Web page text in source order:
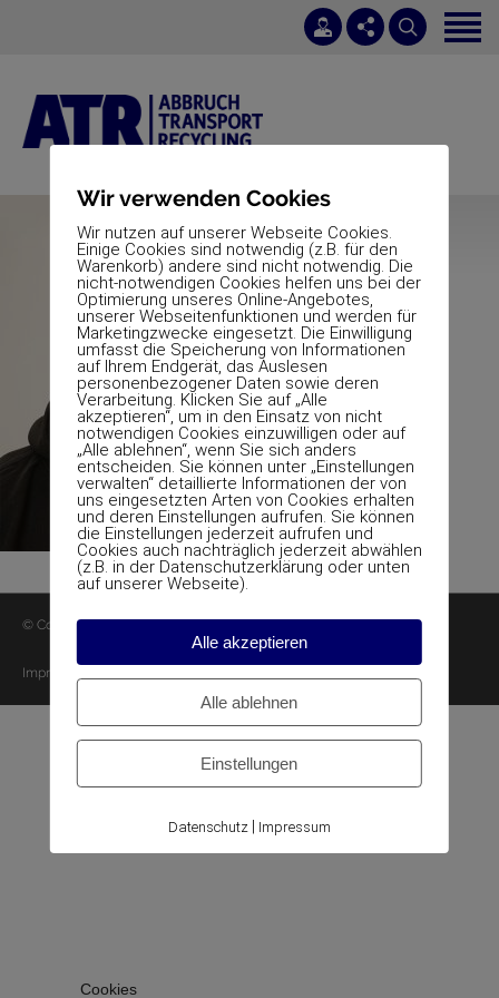
Jobs
Projekte
Kontakt
0 42 64 - 4 06 11 00
info@atr-sottrum.de
Mo. – Fr.: 08:00 – 12:00 Uhr / Mo. – Do.: 12:30 – 15:00 Uhr
© Copyright ATR Abbruch Transport Recycling GmbH
Impressum
Cookies
Wir verwenden Cookies
Wir nutzen auf unserer Webseite Cookies.
Einige Cookies sind notwendig (z.B. für den
Warenkorb) andere sind nicht notwendig. Die
nicht-notwendigen Cookies helfen uns bei der
Optimierung unseres Online-Angebotes,
unserer Webseitenfunktionen und werden für
Marketingzwecke eingesetzt. Die Einwilligung
umfasst die Speicherung von Informationen
auf Ihrem Endgerät, das Auslesen
personenbezogener Daten sowie deren
Verarbeitung. Klicken Sie auf „Alle
akzeptieren“, um in den Einsatz von nicht
notwendigen Cookies einzuwilligen oder auf
„Alle ablehnen“, wenn Sie sich anders
entscheiden. Sie können unter „Einstellungen
verwalten“ detaillierte Informationen der von
uns eingesetzten Arten von Cookies erhalten
und deren Einstellungen aufrufen. Sie können
die Einstellungen jederzeit aufrufen und
Cookies auch nachträglich jederzeit abwählen
(z.B. in der Datenschutzerklärung oder unten
auf unserer Webseite).
Alle akzeptieren
Alle ablehnen
Einstellungen
Datenschutz Impressum